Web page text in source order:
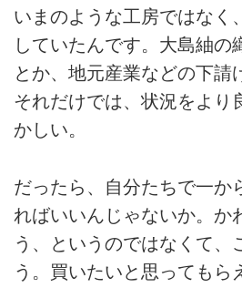
いまのような工房ではなく
していたんです。大島紬の
とか、地元産業などの下請
それだけでは、状況をより
かしい。
だったら、自分たちで一か
ればいいんじゃないか。か
う、というのではなくて、
う。買いたいと思ってもら